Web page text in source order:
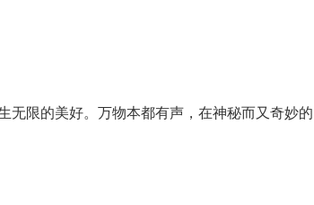
无限的美好。万物本都有声，在神秘而又奇妙的